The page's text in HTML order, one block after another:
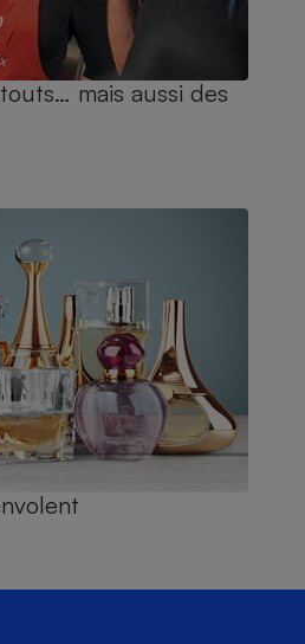
mais aussi des